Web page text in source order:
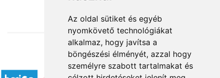
Az oldal sütiket és egyéb
nyomkövető technológiákat
alkalmaz, hogy javítsa a
böngészési élményét, azzal hogy
személyre szabott tartalmakat és
Accepted payment methods